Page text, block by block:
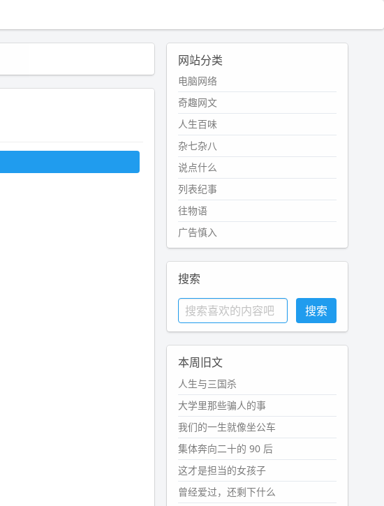
网站分类
电脑网络
奇趣网文
人生百味
杂七杂八
说点什么
列表纪事
往物语
广告慎入
搜索
本周旧文
人生与三国杀
大学里那些骗人的事
我们的一生就像坐公车
集体奔向二十的 90 后
这才是担当的女孩子
曾经爱过，还剩下什么